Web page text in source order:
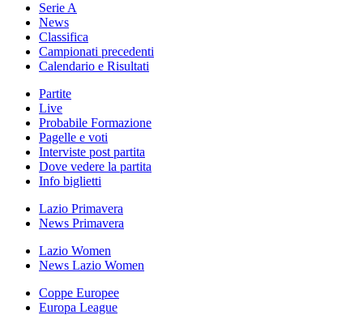
Serie A
News
Classifica
Campionati precedenti
Calendario e Risultati
Partite
Live
Probabile Formazione
Pagelle e voti
Interviste post partita
Dove vedere la partita
Info biglietti
Lazio Primavera
News Primavera
Lazio Women
News Lazio Women
Coppe Europee
Europa League